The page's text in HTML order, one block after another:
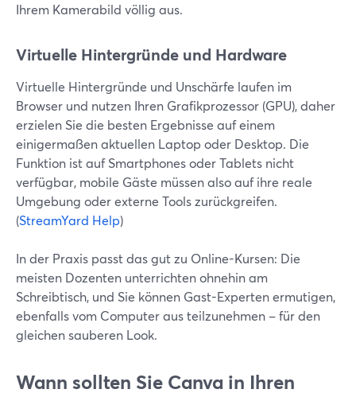
Ihrem Kamerabild völlig aus.
Virtuelle Hintergründe und Hardware
Virtuelle Hintergründe und Unschärfe laufen im
Browser und nutzen Ihren Grafikprozessor (GPU), daher
erzielen Sie die besten Ergebnisse auf einem
einigermaßen aktuellen Laptop oder Desktop. Die
Funktion ist auf Smartphones oder Tablets nicht
verfügbar, mobile Gäste müssen also auf ihre reale
Umgebung oder externe Tools zurückgreifen.
(StreamYard Help)
In der Praxis passt das gut zu Online-Kursen: Die
meisten Dozenten unterrichten ohnehin am
Schreibtisch, und Sie können Gast-Experten ermutigen,
ebenfalls vom Computer aus teilzunehmen – für den
gleichen sauberen Look.
Wann sollten Sie Canva in Ihren